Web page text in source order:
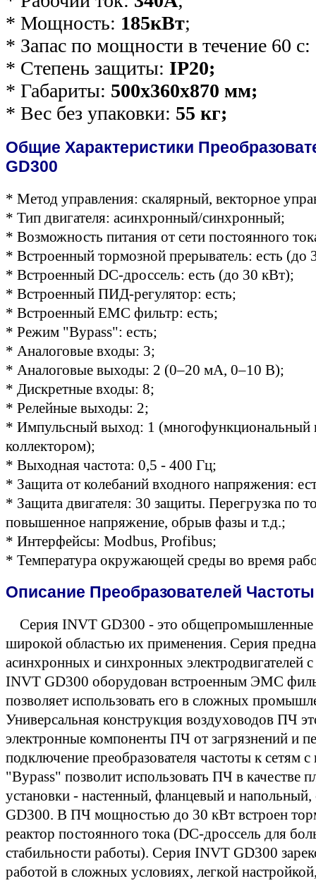
* Мощность: 185кВт;
* Запас по мощности в течение 60 с:
* Степень защиты: IP20;
* Габариты: 500х360х870 мм;
* Вес без упаковки: 55 кг;
Общие Характеристики
GD300
* Метод управления: скалярный, векторное
* Тип двигателя: асинхронный/синхронный;
* Возможность питания от сети постоянного
* Встроенный тормозной прерыватель: есть (до
* Встроенный DC-дроссель: есть (до 30 кВт);
* Встроенный ПИД-регулятор: есть;
* Встроенный ЕМС фильтр: есть;
* Режим "Bypass": есть;
* Аналоговые входы: 3;
* Аналоговые выходы: 2 (0–20 мА, 0–10 В);
* Дискретные входы: 8;
* Релейные выходы: 2;
* Импульсный выход: 1 (многофункциональный
коллектором);
* Выходная частота: 0,5 - 400 Гц;
* Защита от колебаний входного напряжения:
* Защита двигателя: 30 защиты. Перегрузка по
повышенное напряжение, обрыв фазы и т.д.;
* Интерфейсы: Modbus, Profibus;
* Температура окружающей среды во время
Описание Преобразователей
Серия INVT GD300 - это общепромышленные
широкой областью их применения. Cерия
асинхронных и синхронных
INVT GD300 оборудован встроенным ЭМС
позволяет использовать его в сложных
Универсальная конструкция воздуховодов ПЧ
электронные компоненты ПЧ от загрязнений и
подключение преобразователя частоты к сетям
"Bypass" позволит использовать ПЧ в качестве
установки - настенный, фланцевый и
GD300. В ПЧ мощностью до 30 кВт встроен
реактор постоянного тока (DC-дроссель для
стабильности работы). Серия INVT GD300
работой в сложных условиях, легкой